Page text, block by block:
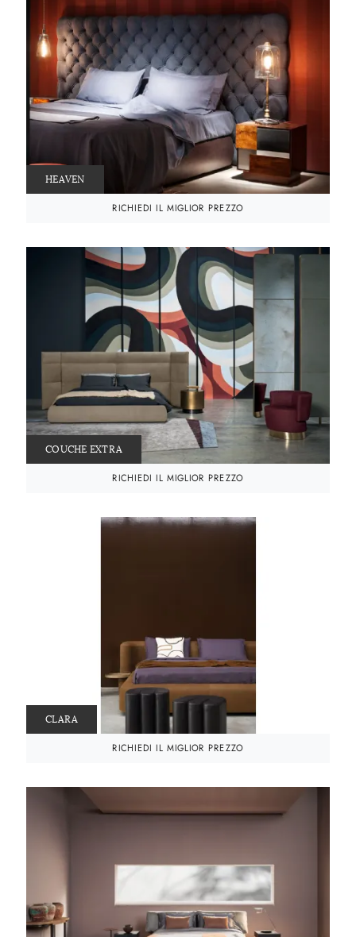
HEAVEN
RICHIEDI IL MIGLIOR PREZZO
COUCHE EXTRA
RICHIEDI IL MIGLIOR PREZZO
CLARA
RICHIEDI IL MIGLIOR PREZZO